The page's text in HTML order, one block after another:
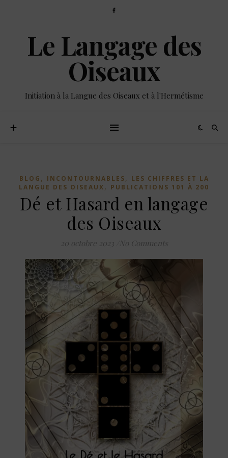
Le Langage des
Oiseaux
Initiation à la Langue des Oiseaux et à l'Hermétisme
BLOG , INCONTOURNABLES, LES CHIFFRES ET LA
LANGUE DES OISEAUX, PUBLICATIONS 101 À 200
Dé et Hasard en langage
des Oiseaux
20 octobre 2023 No Comments